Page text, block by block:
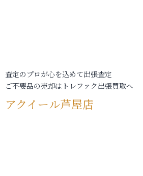
査定のプロが心を込めて出張査定
ご不要品の売却はトレファク出張買取へ
アクイール芦屋店